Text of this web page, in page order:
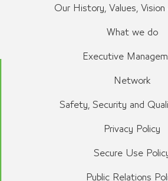
Our History, Values,
What we do
Executive
Network
Safety, Security and
Privacy Policy
Secure Use
Public Relations